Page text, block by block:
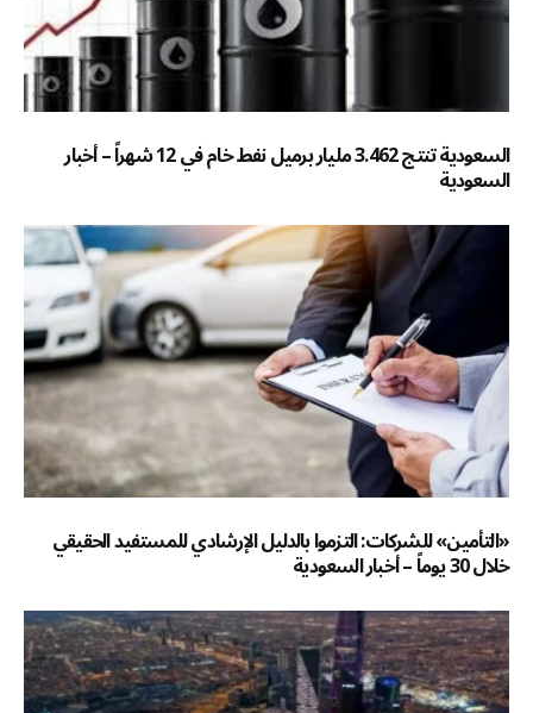
السعودية تنتج 3.462 مليار برميل نفط خام في 12 شهراً – أخبار
السعودية
«التأمين» للشركات: التزموا بالدليل الإرشادي للمستفيد الحقيقي
خلال 30 يوماً – أخبار السعودية